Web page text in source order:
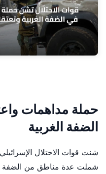
حملة مداهمات
الضفة الغربية
شنت قوات الاحتلال
شملت عدة مناطق من الضفة